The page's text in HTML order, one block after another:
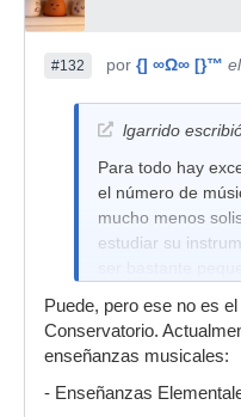
#132 por {] ∞Ω∞ [}™
lgarrido
Para todo hay
el número de
mucho menos
estudiar su
ser bastante
Puede, pero ese no es
Conservatorio.
enseñanzas musicales:
- Enseñanzas